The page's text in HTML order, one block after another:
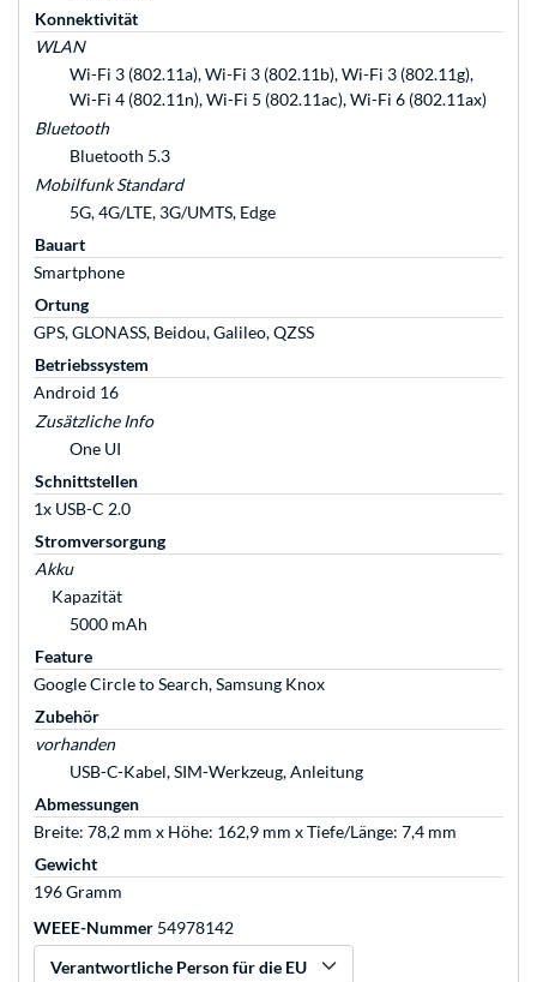
Konnektivität
WLAN
Wi-Fi 3 (802.11a), Wi-Fi 3 (802.11b), Wi-Fi 3 (802.11g),
Wi-Fi 4 (802.11n), Wi-Fi 5 (802.11ac), Wi-Fi 6 (802.11ax)
Bluetooth
Bluetooth 5.3
Mobilfunk Standard
5G, 4G/LTE, 3G/UMTS, Edge
Bauart
Smartphone
Ortung
GPS, GLONASS, Beidou, Galileo, QZSS
Betriebssystem
Android 16
Zusätzliche Info
One UI
Schnittstellen
1x USB-C 2.0
Stromversorgung
Akku
Kapazität
5000 mAh
Feature
Google Circle to Search, Samsung Knox
Zubehör
vorhanden
USB-C-Kabel, SIM-Werkzeug, Anleitung
Abmessungen
Breite: 78,2 mm x Höhe: 162,9 mm x Tiefe/Länge: 7,4 mm
Gewicht
196 Gramm
WEEE-Nummer 54978142
Verantwortliche Person für die EU